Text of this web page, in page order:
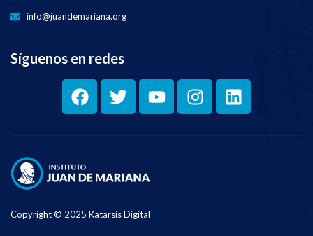
info@juandemariana.org
Síguenos en redes
Copyright © 2025 Katarsis Digital